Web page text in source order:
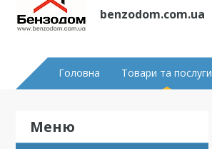
benzodom.com.ua
Головна Товари та послуги